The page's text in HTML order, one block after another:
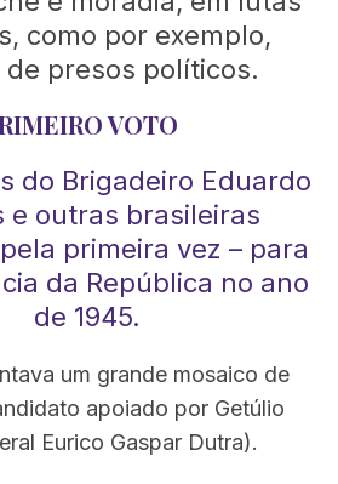
como por exemplo,
de presos políticos.
VOTO
do Brigadeiro Eduardo
e outras brasileiras
primeira vez – para
da República no ano
de 1945.
um grande mosaico de
apoiado por Getúlio
Eurico Gaspar Dutra).